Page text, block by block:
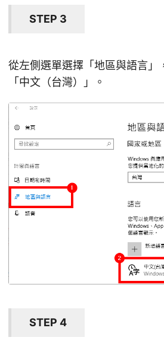
STEP 3
從左側選單選擇「地區與語言」
「中文（台灣）」。
STEP 4